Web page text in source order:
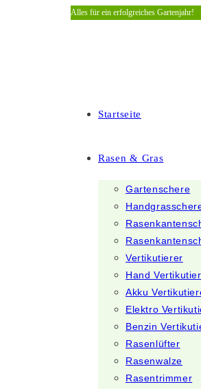
Zum
Alles für ein erfolgreiches Gartenjahr!
Startseite
Rasen & Gras
Gartenschere
Vertikutierer
Hand
Akku
Elektro
Benzin
Rasenlüfter
Rasenwalze
Rasentrimmer